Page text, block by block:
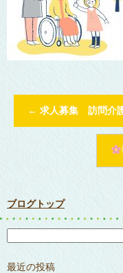
← 求人募集 訪問介
ブログトップ
最近の投稿